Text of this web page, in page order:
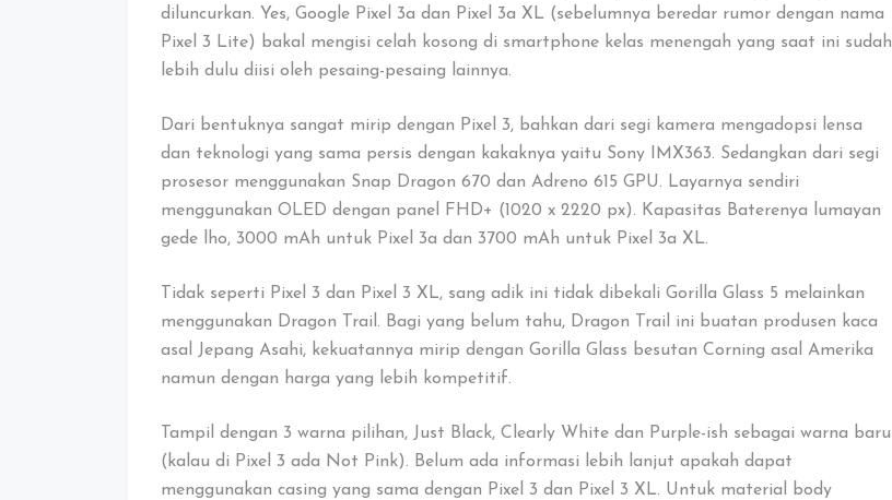
diluncurkan. Yes, Google Pixel 3a dan Pixel 3a XL (sebelumnya beredar rumor dengan nama
Pixel 3 Lite) bakal mengisi celah kosong di smartphone kelas menengah yang saat ini sudah
lebih dulu diisi oleh pesaing-pesaing lainnya.
Dari bentuknya sangat mirip dengan Pixel 3, bahkan dari segi kamera mengadopsi lensa
dan teknologi yang sama persis dengan kakaknya yaitu Sony IMX363. Sedangkan dari segi
prosesor menggunakan Snap Dragon 670 dan Adreno 615 GPU. Layarnya sendiri
menggunakan OLED dengan panel FHD+ (1020 x 2220 px). Kapasitas Baterenya lumayan
gede lho, 3000 mAh untuk Pixel 3a dan 3700 mAh untuk Pixel 3a XL.
Tidak seperti Pixel 3 dan Pixel 3 XL, sang adik ini tidak dibekali Gorilla Glass 5 melainkan
menggunakan Dragon Trail. Bagi yang belum tahu, Dragon Trail ini buatan produsen kaca
asal Jepang Asahi, kekuatannya mirip dengan Gorilla Glass besutan Corning asal Amerika
namun dengan harga yang lebih kompetitif.
Tampil dengan 3 warna pilihan, Just Black, Clearly White dan Purple-ish sebagai warna baru
(kalau di Pixel 3 ada Not Pink). Belum ada informasi lebih lanjut apakah dapat
menggunakan casing yang sama dengan Pixel 3 dan Pixel 3 XL. Untuk material body